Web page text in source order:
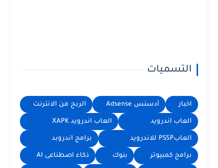
التسميات
اخبار أدسنس Adsense الربح من الانترنت
العاب اندرويد العاب اندرويد XAPK
العابPSSP للاندرويد برامج اندروبد
برامج كمبيوتر بنوك ذكاء اصطناعى AI